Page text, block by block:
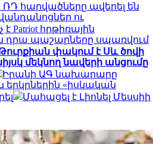
ՌԴ հարվածները ավերել են
ու
է Patriot հրթիռային
դրա պաշարները սպառվում
փակում է Սև ծովի
մեկնող նավերի անցումը
Իրանի ԱԳ նախարարը
«իսկական
Մահացել է Լիոնել Մեսսիի